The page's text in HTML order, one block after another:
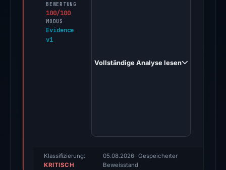
BEWERTUNG
100/100
MODUS
Evidence
v1
4,
score,
Vollständige Analyse lesen
Klassifizierung:
KRITISCH
05.08.2026· Gespeicherter
Beweisstand